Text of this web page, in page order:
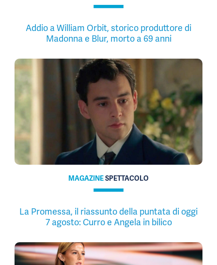
Addio a William Orbit, storico produttore di
Madonna e Blur, morto a 69 anni
MAGAZINESPETTACOLO
La Promessa, il riassunto della puntata di oggi
7 agosto: Curro e Angela in bilico